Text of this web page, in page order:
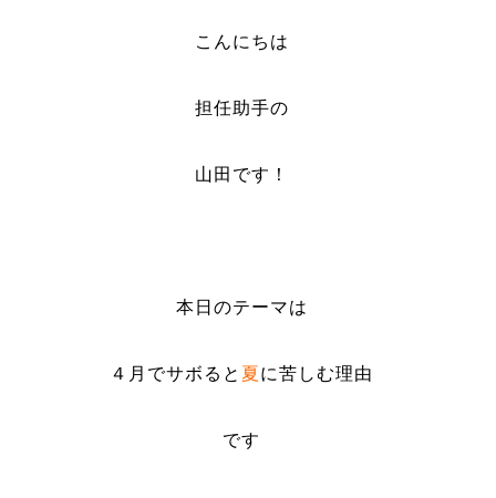
こんにちは
担任助手の
山田です！
本日のテーマは
４月でサボると 夏に苦しむ理由
です